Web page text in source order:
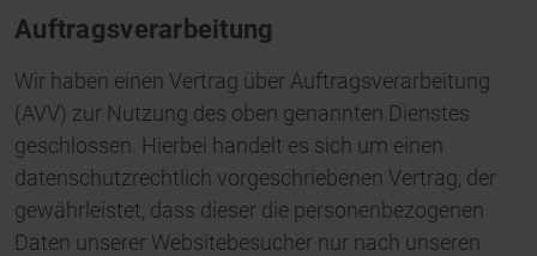
Auftragsverarbeitung
Wir haben einen Vertrag über Auftragsverarbeitung
(AVV) zur Nutzung des oben genannten Dienstes
geschlossen. Hierbei handelt es sich um einen
datenschutzrechtlich vorgeschriebenen Vertrag, der
gewährleistet, dass dieser die personenbezogenen
Daten unserer Websitebesucher nur nach unseren